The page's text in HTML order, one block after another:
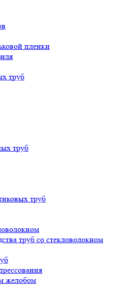
пленки
труб
труб
труб
труб со стекловолокном
желобом